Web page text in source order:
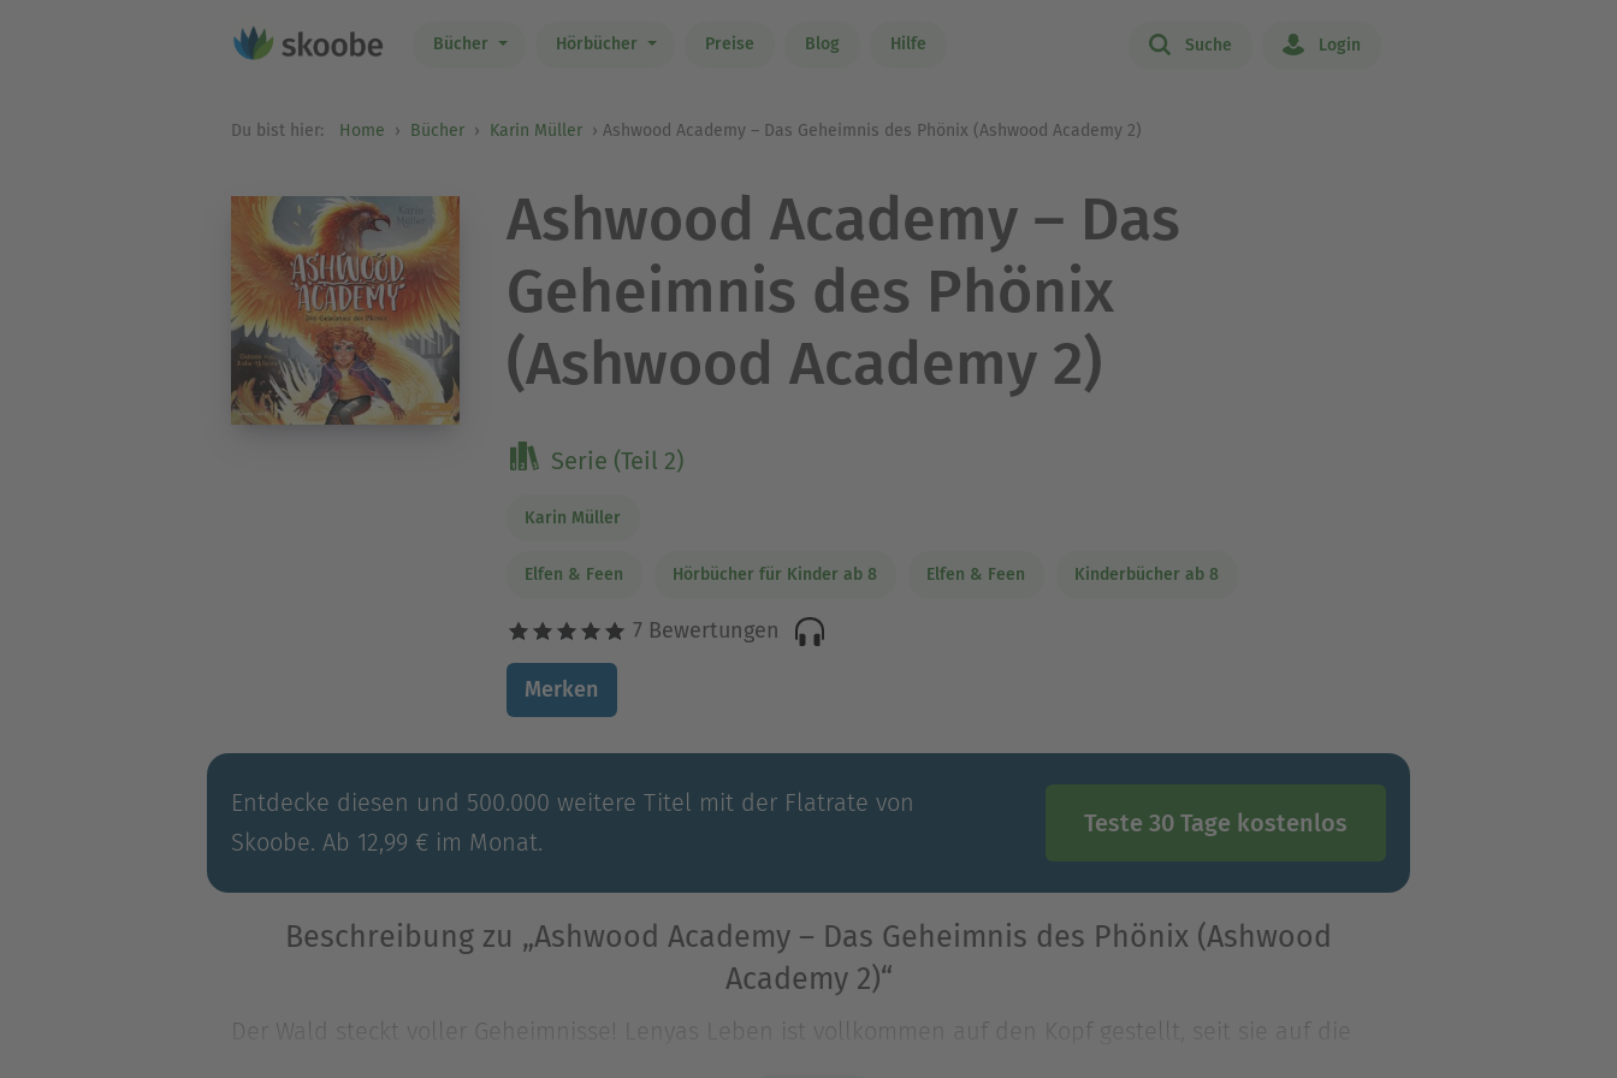
Bücher Hörbücher Preise Blog Hilfe Suche Login
Du bist hier: Home Bücher Karin Müller Ashwood Academy – Das Geheimnis des Phönix (Ashwood Academy 2)
Ashwood Academy – Das
Geheimnis des Phönix
(Ashwood Academy 2)
Serie (Teil 2)
Karin Müller
Elfen & Feen Hörbücher für Kinder ab 8 Elfen & Feen Kinderbücher ab 8
7 Bewertungen
Merken
Entdecke diesen und 500.000 weitere Titel mit der Flatrate von
Skoobe. Ab 12,99 € im Monat.
Teste 30 Tage kostenlos
Beschreibung zu „Ashwood Academy – Das Geheimnis des Phönix (Ashwood
Academy 2)“
Der Wald steckt voller Geheimnisse! Lenyas Leben ist vollkommen auf den Kopf gestellt, seit sie auf die